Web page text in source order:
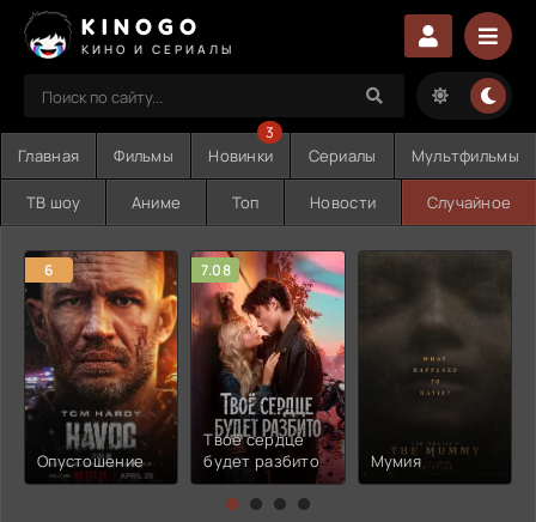
KINOGO
КИНО И СЕРИАЛЫ
Главная Фильмы Новинки
3
Сериалы Мультфильмы
ТВ шоу Аниме Топ Новости Случайное
6
Опустошение
7.08
Твоё сердце
будет разбито
Мумия